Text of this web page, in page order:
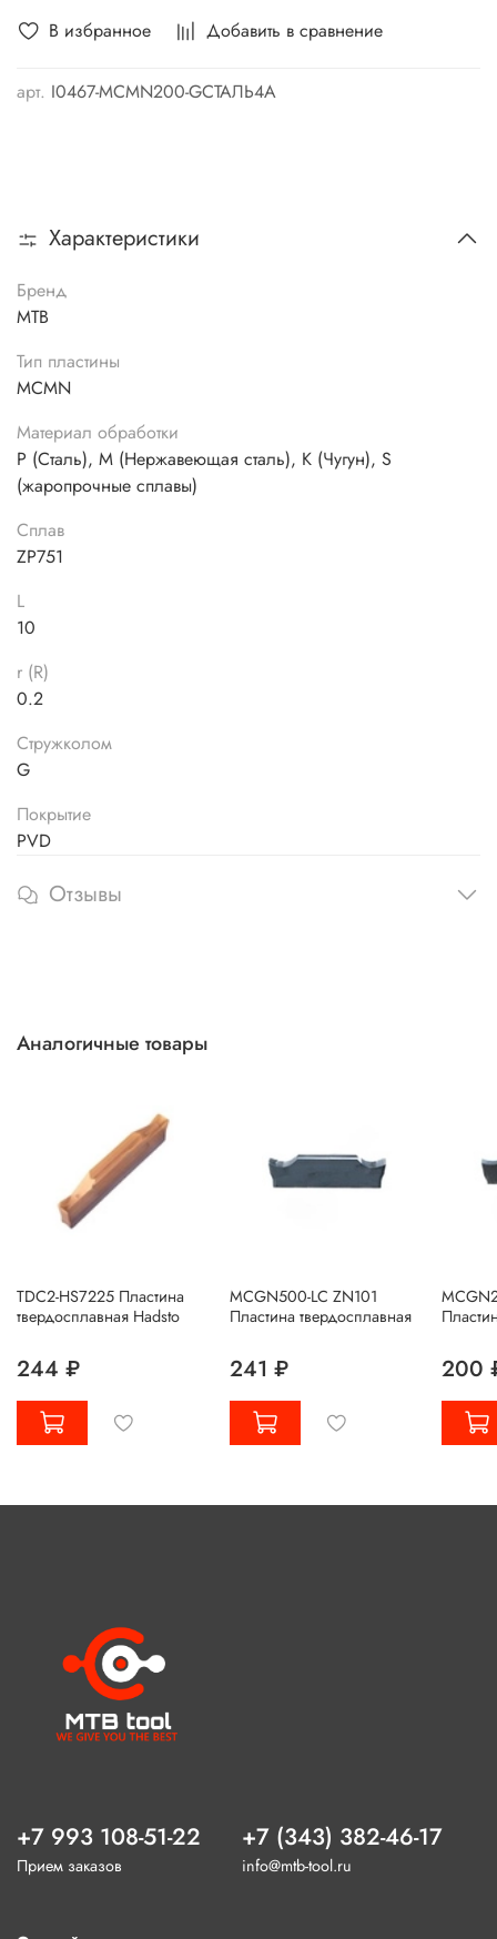
В избранное Добавить в сравнение
арт. I0467-MCMN200-GСТАЛЬ4А
Характеристики
Бренд
MTB
Тип пластины
MCMN
Материал обработки
P (Сталь), M (Нержавеющая сталь), K (Чугун), S
(жаропрочные сплавы)
Сплав
ZP751
L
10
r (R)
0.2
Стружколом
G
Покрытие
PVD
Отзывы
Аналогичные товары
TDC2-HS7225 Пластина
твердосплавная Hadsto
244 ₽
MCGN500-LC ZN101
Пластина твердосплавная
241 ₽ 200
+7 993 108-51-22
Прием заказов
+7 (343) 382-46-17
info@mtb-tool.ru